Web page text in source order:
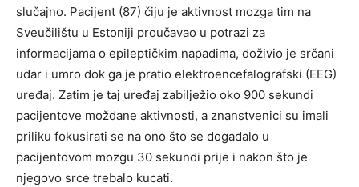
slučajno. Pacijent (87) čiju je aktivnost mozga tim na
Sveučilištu u Estoniji proučavao u potrazi za
informacijama o epileptičkim napadima, doživio je srčani
udar i umro dok ga je pratio elektroencefalografski (EEG)
uređaj. Zatim je taj uređaj zabilježio oko 900 sekundi
pacijentove moždane aktivnosti, a znanstvenici su imali
priliku fokusirati se na ono što se događalo u
pacijentovom mozgu 30 sekundi prije i nakon što je
njegovo srce trebalo kucati.